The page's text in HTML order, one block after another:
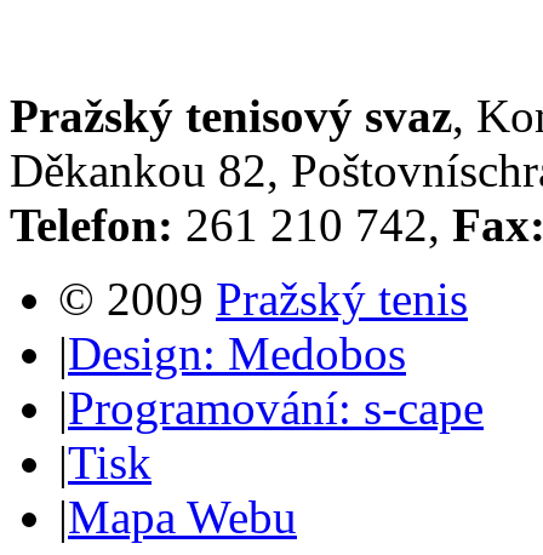
Pražský tenisový svaz,
Děkankou 82,
Telefon: 261 210 742,
© 2009 Pražský tenis
|Design: Medobos
|Programování: s-cape
|Tisk
|Mapa Webu